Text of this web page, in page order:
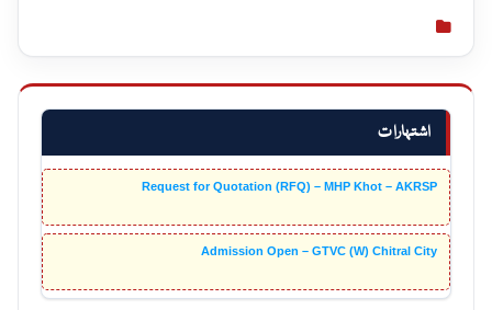
اشتہارات
Request for Quotation (RFQ) – MHP Khot – AKRSP
Admission Open – GTVC (W) Chitral City